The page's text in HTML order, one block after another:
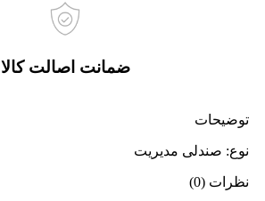
ضمانت اصالت کالا
توضیحات
نوع: صندلی مدیریت
نظرات (0)